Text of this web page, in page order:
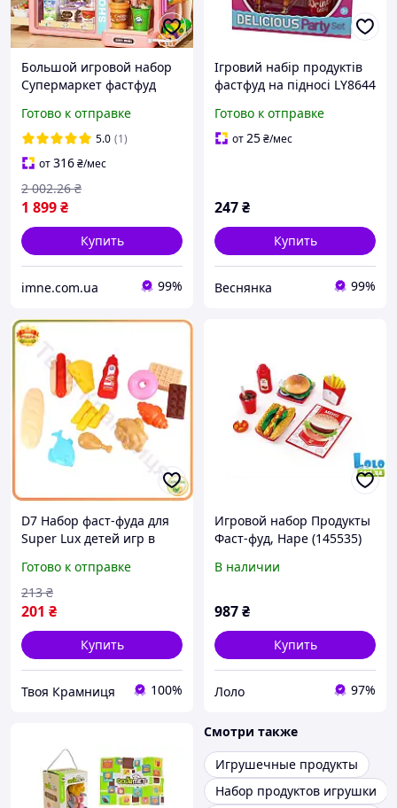
Большой игровой набор
Супермаркет фастфуд
кассой 50 предметов свет
музыка продукты сканер
Готово к отправке
5.0 (1)
от316₴/мес
1 899₴
2 002.26 ₴
Купить
imne.com.ua 99%
Ігровий набір продуктів
фастфуд на підносі LY8644
Готово к отправке
от25₴/мес
247₴
Купить
Веснянка 99%
D7 Набор фаст-фуда для
Super Lux детей игр в
игровой набор продуктов
из пластика MOD58L
Готово к отправке
201 ₴
213 ₴
Купить
Твоя Крамниця 100%
Игровой набор Продукты
Фаст-фуд, Hape (145535)
В наличии
987₴
Купить
Лоло 97%
Смотри также
Игрушечные продукты
Набор продуктов игрушки